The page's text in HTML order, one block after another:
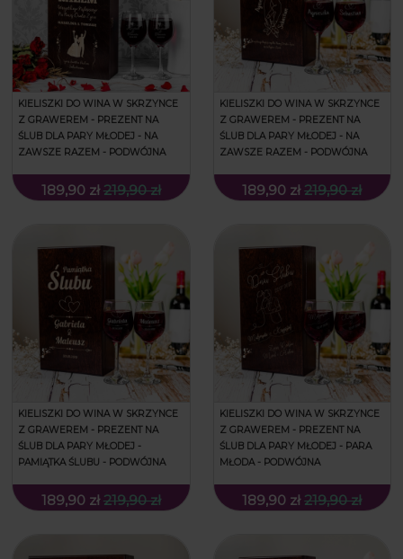
KIELISZKI DO WINA W SKRZYNCE
Z GRAWEREM - PREZENT NA
ŚLUB DLA PARY MŁODEJ - NA
ZAWSZE RAZEM - PODWÓJNA
189,90 zł 219,90 zł
KIELISZKI DO WINA W SKRZYNCE
Z GRAWEREM - PREZENT NA
ŚLUB DLA PARY MŁODEJ - NA
ZAWSZE RAZEM - PODWÓJNA
189,90 zł 219,90 zł
KIELISZKI DO WINA W SKRZYNCE
Z GRAWEREM - PREZENT NA
ŚLUB DLA PARY MŁODEJ -
PAMIĄTKA ŚLUBU - PODWÓJNA
189,90 zł 219,90 zł
KIELISZKI DO WINA W SKRZYNCE
Z GRAWEREM - PREZENT NA
ŚLUB DLA PARY MŁODEJ - PARA
MŁODA - PODWÓJNA
189,90 zł 219,90 zł